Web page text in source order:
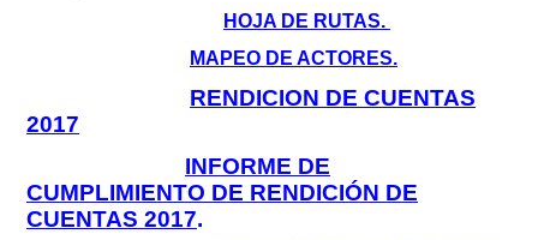
HOJA DE RUTAS.
MAPEO DE ACTORES.
RENDICION DE CUENTAS
2017
INFORME DE
CUMPLIMIENTO DE RENDICIÓN DE
CUENTAS 2017.